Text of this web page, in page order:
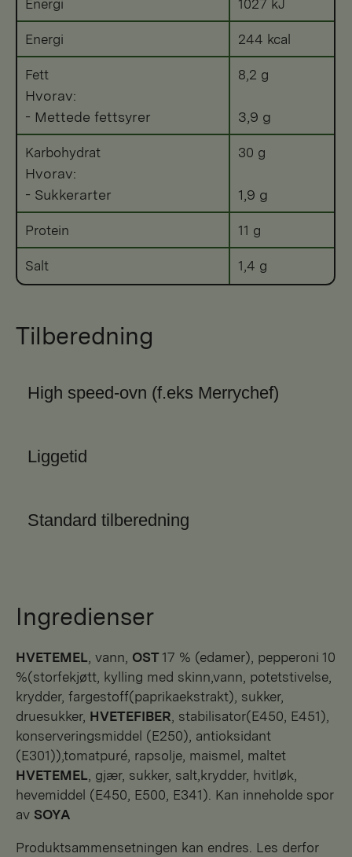
Energi 1027 kJ
Energi 244 kcal
Fett
Hvorav:
- Mettede fettsyrer
8,2 g
3,9 g
Karbohydrat
Hvorav:
- Sukkerarter
30 g
1,9 g
Protein 11 g
Salt 1,4 g
Tilberedning
High speed-ovn (f.eks Merrychef)
Liggetid
Standard tilberedning
Ingredienser
HVETEMEL, vann, OST 17 % (edamer), pepperoni 10
%(storfekjøtt, kylling med skinn,vann, potetstivelse,
krydder, fargestoff(paprikaekstrakt), sukker,
druesukker, HVETEFIBER, stabilisator(E450, E451),
konserveringsmiddel (E250), antioksidant
(E301)),tomatpuré, rapsolje, maismel, maltet
HVETEMEL, gjær, sukker, salt,krydder, hvitløk,
hevemiddel (E450, E500, E341). Kan inneholde spor
av SOYA
Produktsammensetningen kan endres. Les derfor